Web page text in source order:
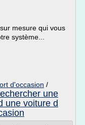
mesure qui vous
système...
d'occasion /
une
une voiture d